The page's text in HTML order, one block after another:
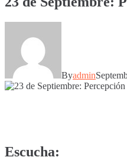
Byadmin
Escucha: